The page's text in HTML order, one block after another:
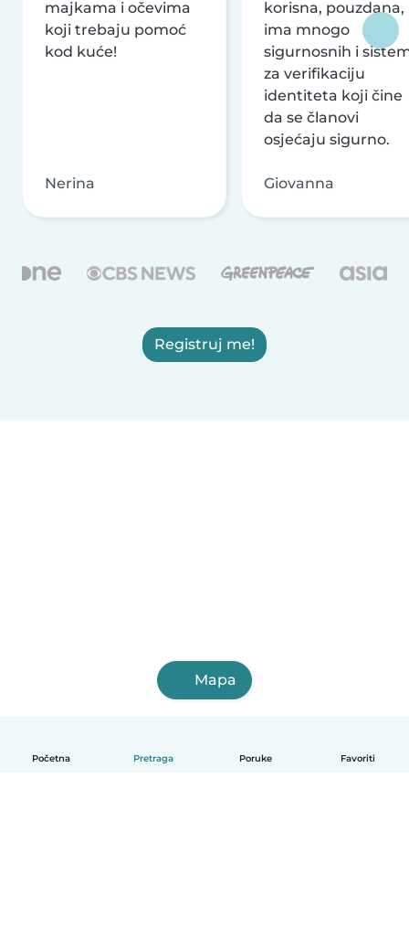
Početna Pretraga Poruke Favoriti
majkama i očevima
koji trebaju pomoć
kod kuće!
Nerina
korisna, pouzdana,
ima mnogo
sigurnosnih i
za verifikaciju
identiteta koji čine
da se članovi
osjećaju sigurno.
Giovanna
Registruj me!
Mapa